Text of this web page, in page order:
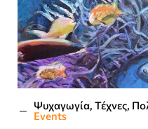
Ψυχαγωγία, Τέχνες,
Events